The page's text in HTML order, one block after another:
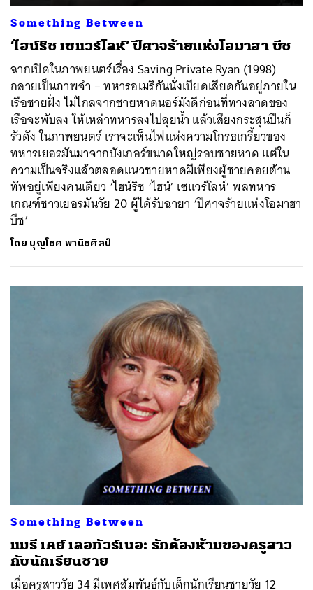
Something Between
‘ไฮน์ริช เซแวร์โลห์’ ปีศาจร้ายแห่งโอมาฮา บีช
ฉากเปิดในภาพยนตร์เรื่อง Saving Private Ryan (1998)
กลายเป็นภาพจำ – ทหารอเมริกันนั่งเบียดเสียดกันอยู่ภายใน
เรือชายฝั่ง ไม่ไกลจากชายหาดนอร์มังดีก่อนที่ทางลาดของ
เรือจะพับลง ให้เหล่าทหารลงไปลุยน้ำ แล้วเสียงกระสุนปืนก็
รัวดัง ในภาพยนตร์ เราจะเห็นไฟแห่งความโกรธเกรี้ยวของ
ทหารเยอรมันมาจากบังเกอร์ขนาดใหญ่รอบชายหาด แต่ใน
ความเป็นจริงแล้วตลอดแนวชายหาดมีเพียงผู้ชายคอยต้าน
ทัพอยู่เพียงคนเดียว ‘ไฮน์ริช ‘ไฮน์’ เซแวร์โลห์’ พลทหาร
เกณฑ์ชาวเยอรมันวัย 20 ผู้ได้รับฉายา ‘ปีศาจร้ายแห่งโอมาฮา
บีช’
โดย บุญโชค พานิชศิลป์
Something Between
แมรี เคย์ เลอทัวร์เนอ: รักต้องห้ามของครูสาว
กับนักเรียนชาย
เมื่อครูสาววัย 34 มีเพศสัมพันธ์กับเด็กนักเรียนชายวัย 12